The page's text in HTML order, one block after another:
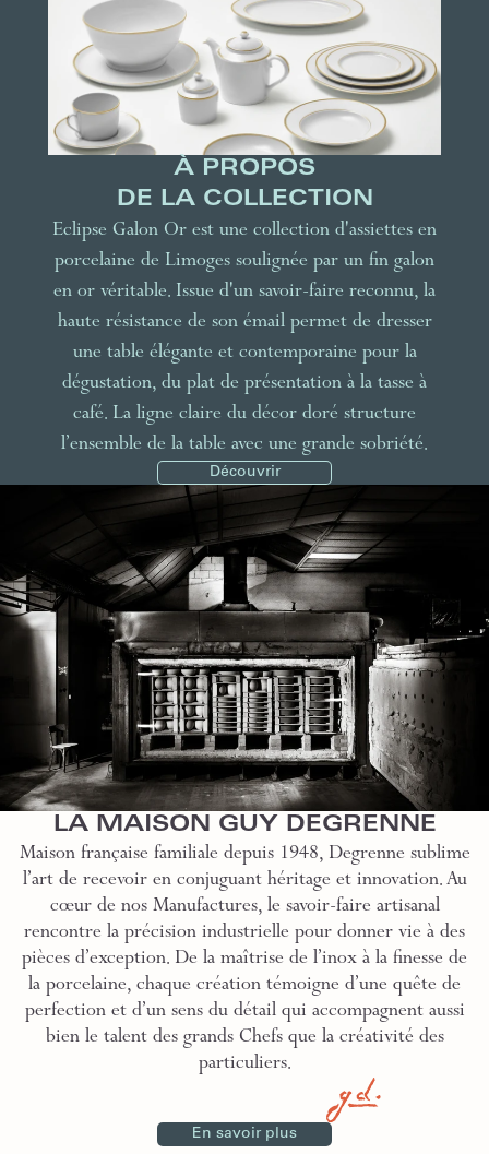
À PROPOS
DE LA COLLECTION
Eclipse Galon Or est une collection d'assiettes en
porcelaine de Limoges soulignée par un fin galon
en or véritable. Issue d'un savoir-faire reconnu, la
haute résistance de son émail permet de dresser
une table élégante et contemporaine pour la
dégustation, du plat de présentation à la tasse à
café. La ligne claire du décor doré structure
l’ensemble de la table avec une grande sobriété.
Découvrir
LA MAISON GUY DEGRENNE
Maison française familiale depuis 1948, Degrenne sublime
l’art de recevoir en conjuguant héritage et innovation. Au
cœur de nos Manufactures, le savoir-faire artisanal
rencontre la précision industrielle pour donner vie à des
pièces d’exception. De la maîtrise de l’inox à la finesse de
la porcelaine, chaque création témoigne d’une quête de
perfection et d’un sens du détail qui accompagnent aussi
bien le talent des grands Chefs que la créativité des
particuliers.
En savoir plus